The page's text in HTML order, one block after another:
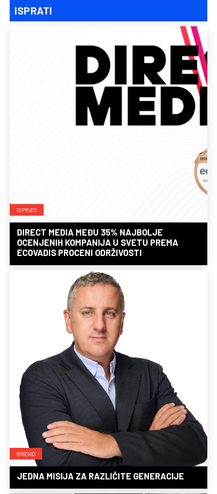
ISPRATI
ISPRATI
DIRECT MEDIA MEĐU 35% NAJBOLJE
OCENJENIH KOMPANIJA U SVETU PREMA
ECOVADIS PROCENI ODRŽIVOSTI
BREND
JEDNA MISIJA ZA RAZLIČITE GENERACIJE